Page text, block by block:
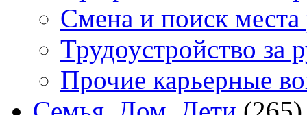
Смена и поиск места
Трудоустройство за
Прочие карьерные